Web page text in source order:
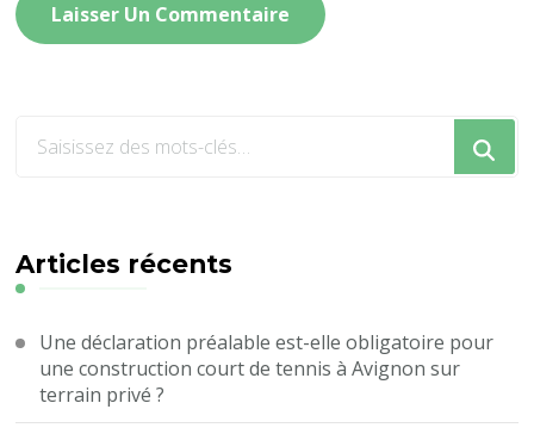
?
Articles récents
Une déclaration préalable est-elle obligatoire pour
une construction court de tennis à Avignon sur
terrain privé ?